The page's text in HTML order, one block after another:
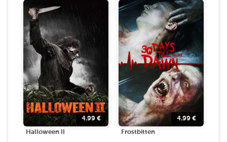
4.99 €
Halloween II
4.99 €
Frostbitten